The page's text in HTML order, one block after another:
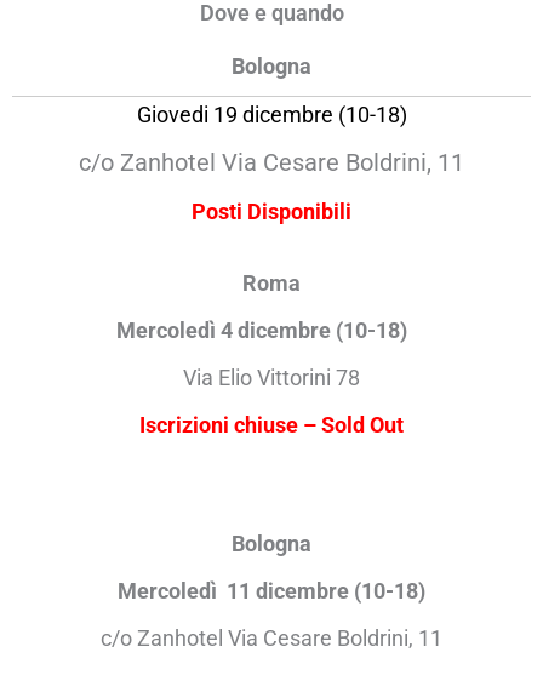
Dove e quando
Bologna
Giovedi 19 dicembre (10-18)
c/o Zanhotel Via Cesare Boldrini, 11
Posti Disponibili
Roma
Mercoledì 4 dicembre (10-18)
Via Elio Vittorini 78
Iscrizioni chiuse – Sold Out
Bologna
Mercoledì 11 dicembre (10-18)
c/o Zanhotel Via Cesare Boldrini, 11